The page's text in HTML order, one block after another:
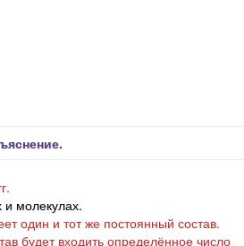
и молекулах.
один и тот же постоянный состав.
будет входить определённое число